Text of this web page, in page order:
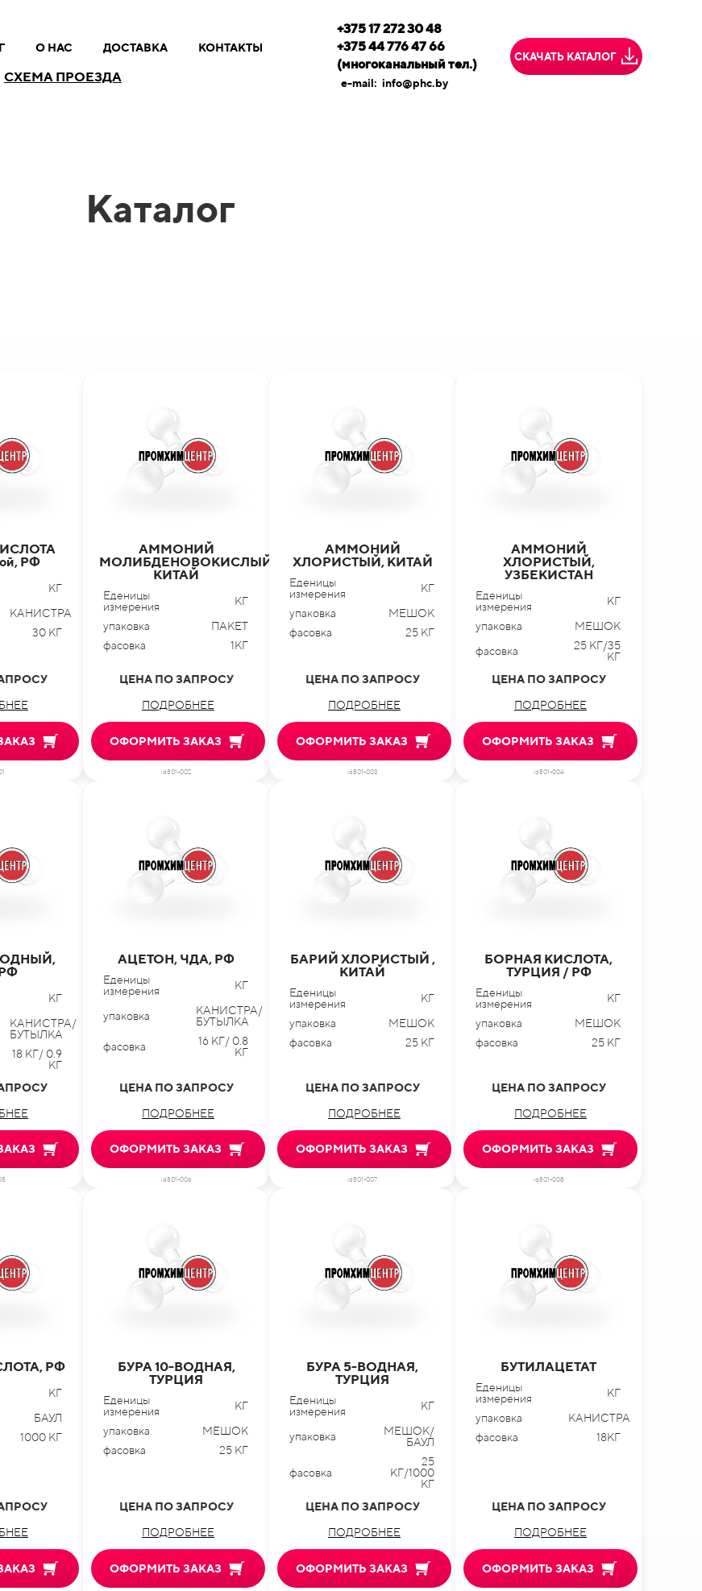
О НАС ДОСТАВКА КОНТАКТЫ
СХЕМА ПРОЕЗДА
+375 17 272 30 48
+375 44 776 47 66
(многоканальный тел.)
e-mail: info@phc.by
СКАЧАТЬ КАТАЛОГ
Каталог
РФ
КГ
КАНИСТРА
30 КГ
АММОНИЙ
МОЛИБДЕНОВОКИСЛЫЙ,
КИТАЙ
Еденицы
измерения
КГ
упаковка
ПАКЕТ
фасовка
1КГ
ЦЕНА ПО ЗАПРОСУ
ПОДРОБНЕЕ
ОФОРМИТЬ ЗАКАЗ
id801-002
АММОНИЙ
ХЛОРИСТЫЙ, КИТАЙ
Еденицы
измерения
КГ
упаковка
МЕШОК
фасовка
25 КГ
ЦЕНА ПО ЗАПРОСУ
ПОДРОБНЕЕ
ОФОРМИТЬ ЗАКАЗ
id801-003
АММОНИЙ
ХЛОРИСТЫЙ,
УЗБЕКИСТАН
Еденицы
измерения
КГ
упаковка
МЕШОК
фасовка
25 КГ/35
КГ
ЦЕНА ПО ЗАПРОСУ
ПОДРОБНЕЕ
ОФОРМИТЬ ЗАКАЗ
id801-004
КГ
КАНИСТРА/
БУТЫЛКА
18 КГ/ 0.9
КГ
АЦЕТОН, ЧДА, РФ
Еденицы
измерения
КГ
упаковка
КАНИСТРА/
БУТЫЛКА
фасовка
16 КГ/ 0.8
КГ
ЦЕНА ПО ЗАПРОСУ
ПОДРОБНЕЕ
ОФОРМИТЬ ЗАКАЗ
id801-006
БАРИЙ ХЛОРИСТЫЙ ,
КИТАЙ
Еденицы
измерения
КГ
упаковка
МЕШОК
фасовка
25 КГ
ЦЕНА ПО ЗАПРОСУ
ПОДРОБНЕЕ
ОФОРМИТЬ ЗАКАЗ
id801-007
БОРНАЯ КИСЛОТА,
ТУРЦИЯ / РФ
Еденицы
измерения
КГ
упаковка
МЕШОК
фасовка
25 КГ
ЦЕНА ПО ЗАПРОСУ
ПОДРОБНЕЕ
ОФОРМИТЬ ЗАКАЗ
id801-008
РФ
КГ
БАУЛ
1000 КГ
БУРА 10-ВОДНАЯ,
ТУРЦИЯ
Еденицы
измерения
КГ
упаковка
МЕШОК
фасовка
25 КГ
ЦЕНА ПО ЗАПРОСУ
ПОДРОБНЕЕ
ОФОРМИТЬ ЗАКАЗ
БУРА 5-ВОДНАЯ,
ТУРЦИЯ
Еденицы
измерения
КГ
упаковка
МЕШОК/
БАУЛ
фасовка
25
КГ/1000
КГ
ЦЕНА ПО ЗАПРОСУ
ПОДРОБНЕЕ
ОФОРМИТЬ ЗАКАЗ
БУТИЛАЦЕТАТ
Еденицы
измерения
КГ
упаковка
КАНИСТРА
фасовка
18КГ
ЦЕНА ПО ЗАПРОСУ
ПОДРОБНЕЕ
ОФОРМИТЬ ЗАКАЗ